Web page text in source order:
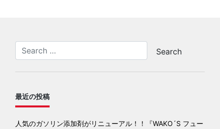
最近の投稿
人気のガソリン添加剤がリニューアル！！『WAKO´S フュー